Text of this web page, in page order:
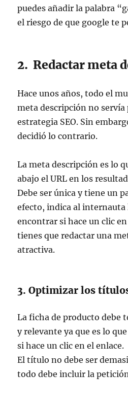
puedes añadir la palabra
el riesgo de que google te
2. Redactar meta
Hace unos años, todo el
meta descripción no servía
estrategia SEO. Sin
decidió lo contrario.
La meta descripción es lo
abajo el URL en los
Debe ser única y tiene un
efecto, indica al internauta
encontrar si hace un clic en
tienes que redactar una
atractiva.
3. Optimizar los
La ficha de producto debe
y relevante ya que es lo
si hace un clic en el enlace.
El título no debe ser
todo debe incluir la